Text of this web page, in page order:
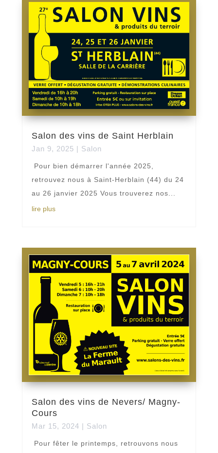
Salon des vins de Saint Herblain
Jan 9, 2025 | Salon
Pour bien démarrer l'année 2025,
retrouvez nous à Saint-Herblain (44) du 24
au 26 janvier 2025 Vous trouverez nos...
lire plus
Salon des vins de Nevers/ Magny-
Cours
Mar 15, 2024 Salon
Pour fêter le printemps, retrouvons nous